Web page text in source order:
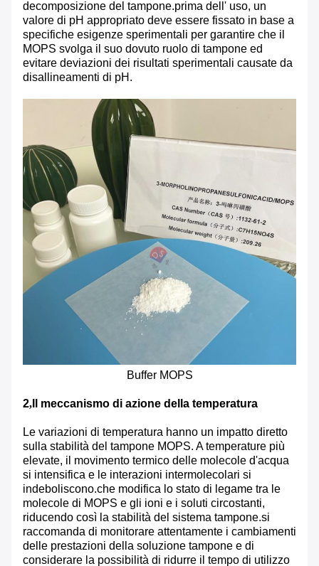
decomposizione del tampone.prima dell' uso, un
valore di pH appropriato deve essere fissato in base a
specifiche esigenze sperimentali per garantire che il
MOPS svolga il suo dovuto ruolo di tampone ed
evitare deviazioni dei risultati sperimentali causate da
disallineamenti di pH.
Buffer MOPS
2, Il meccanismo di azione della temperatura
Le variazioni di temperatura hanno un impatto diretto
sulla stabilità del tampone MOPS. A temperature più
elevate, il movimento termico delle molecole d'acqua
si intensifica e le interazioni intermolecolari si
indeboliscono.che modifica lo stato di legame tra le
molecole di MOPS e gli ioni e i soluti circostanti,
riducendo così la stabilità del sistema tampone.si
raccomanda di monitorare attentamente i cambiamenti
delle prestazioni della soluzione tampone e di
considerare la possibilità di ridurre il tempo di utilizzo